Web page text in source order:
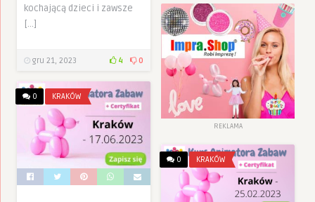
kochającą dzieci i zawsze
[…]
gru 21, 2023 4 0
REKLAMA
0 KRAKÓW
0 KRAKÓW